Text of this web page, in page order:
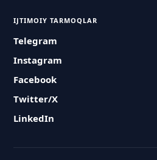
IJTIMOIY TARMOQLAR
Telegram
Instagram
Facebook
Twitter/X
LinkedIn